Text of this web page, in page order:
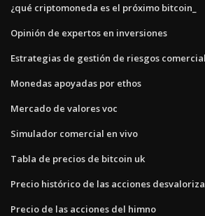
¿qué criptomoneda es el próximo bitcoin_
Opinión de expertos en inversiones
Estrategias de gestión de riesgos
Monedas apoyadas por ethos
Mercado de valores voc
Simulador comercial en vivo
Tabla de precios de bitcoin uk
Precio histórico de las acciones
Precio de las acciones del himno